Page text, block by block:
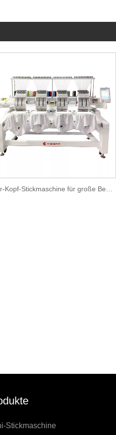
Vier-Kopf-Stickmaschine für große Bestellungen
Stickmaschine